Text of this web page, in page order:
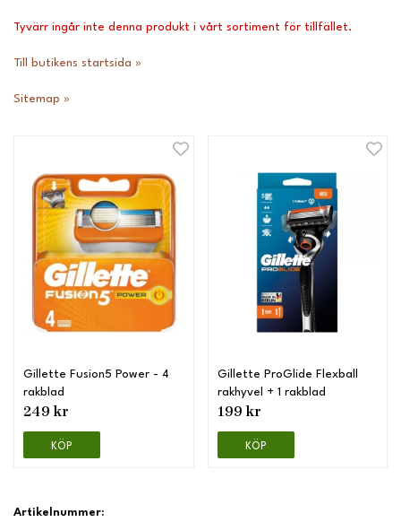
Tyvärr ingår inte denna produkt i vårt sortiment för tillfället.
Till butikens startsida »
Sitemap »
Gillette Fusion5 Power - 4
rakblad
249 kr
KÖP
Gillette ProGlide Flexball
rakhyvel + 1 rakblad
199 kr
KÖP
Artikelnummer: